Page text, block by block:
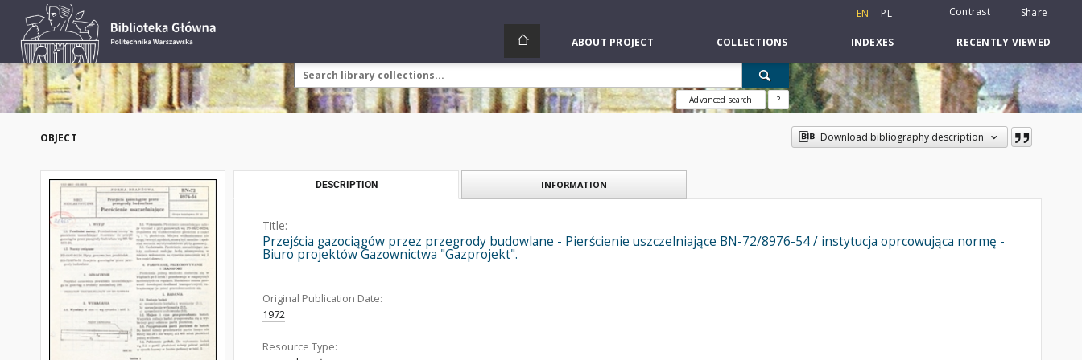
EN PL Contrast Share
ABOUT PROJECT COLLECTIONS INDEXES RECENTLY VIEWED
Advanced search ?
OBJECT Download bibliography description
DESCRIPTION INFORMATION
Title:
Przejścia gazociągów przez przegrody budowlane - Pierścienie uszczelniające BN-72/8976-54 / instytucja oprcowująca normę -
Biuro projektów Gazownictwa "Gazprojekt".
Original Publication Date:
1972
Resource Type: